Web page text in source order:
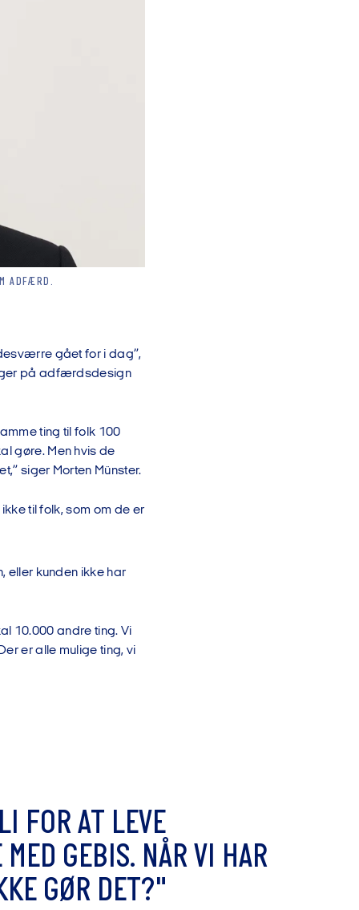
ADFÆRD.
gået for i dag”,
på adfærdsdesign
ting til folk 100
gøre. Men hvis de
siger Morten Münster.
til folk, som om de er
eller kunden ikke har
10.000 andre ting. Vi
er alle mulige ting, vi
LI FORAT LEVE
MED GEBIS. NÅR VI HAR
KE GØR DET?"